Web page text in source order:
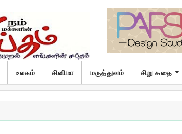
உலகம் சினிமா மருத்துவம் சிறு கதை